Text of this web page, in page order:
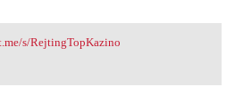
s
s/RejtingTopKazino